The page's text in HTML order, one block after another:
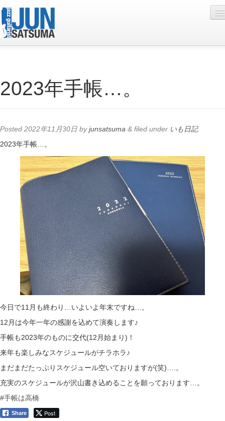
Live Schedule
Photo
YouTube
Online Lesson
2023年手帳…。
Posted 2022年11月30日 byjunsatsuma & filed under いも日記.
2023年手帳…。
今日で11月も終わり…いよいよ年末ですね…。
12月は今年一年の感謝を込めて演奏します♪
手帳も2023年のものに交代(12月始まり)！
来年も楽しみなスケジュールがチラホラ♪
まだまだたっぷりスケジュール空いておりますが(笑)….。
充実のスケジュールが沢山書き込めることを願っております…。
#手帳は高橋
Share Post